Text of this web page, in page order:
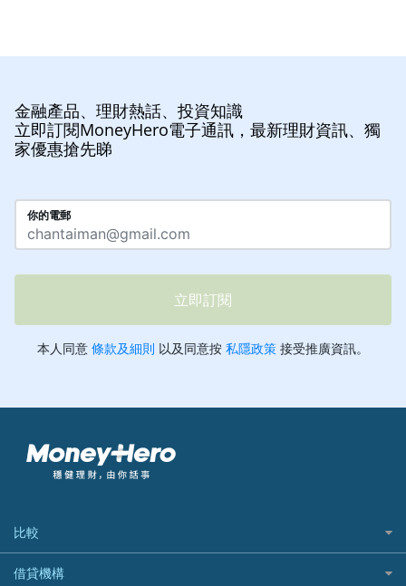
金融產品、理財熱話、投資知識
立即訂閱MoneyHero電子通訊，最新理財資訊、獨
家優惠搶先睇
比較
私人貸款比較
借貸機構